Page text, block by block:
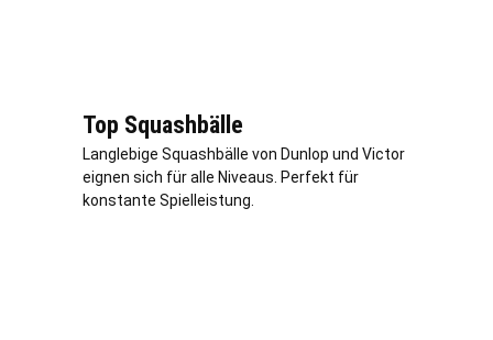
Top Squashbälle
Langlebige Squashbälle von Dunlop und Victor
eignen sich für alle Niveaus. Perfekt für
konstante Spielleistung.